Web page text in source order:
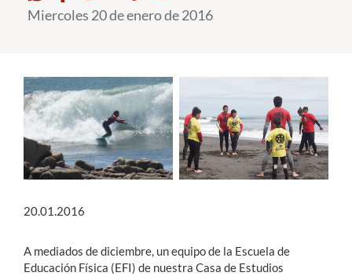
Miercoles 20 de enero de 2016
20.01.2016
A mediados de diciembre, un equipo de la Escuela de
Educación Física (EFI) de nuestra Casa de Estudios